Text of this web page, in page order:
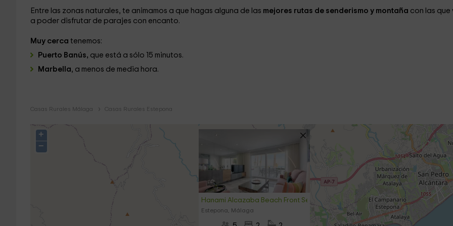
Entre las zonas naturales, te animamos a que hagas alguna de las mejores rutas de senderismo y montaña con las que
a poder disfrutar de parajes con encanto.
Muy cerca tenemos:
Puerto Banús, que está a sólo 15 minutos.
Marbella, a menos de media hora.
Casas Rurales Málaga Casas Rurales Estepona
Hanami Alcazaba Beach Front Sea View
Estepona, Málaga
+
−